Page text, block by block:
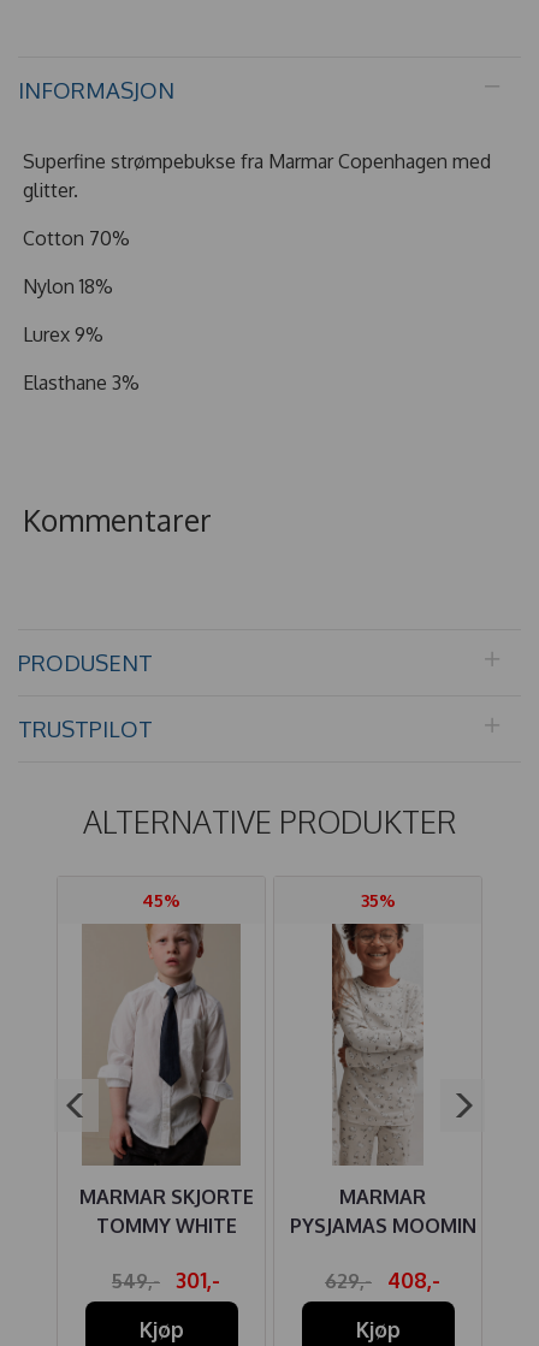
INFORMASJON
Superfine strømpebukse fra Marmar Copenhagen med
glitter.
Cotton 70%
Nylon 18%
Lurex 9%
Elasthane 3%
Kommentarer
PRODUSENT
TRUSTPILOT
ALTERNATIVE PRODUKTER
45%
MARMAR SKJORTE
TOMMY WHITE
549,-
301,-
Kjøp
35%
MARMAR
PYSJAMAS MOOMIN
629,-
408,-
Kjøp